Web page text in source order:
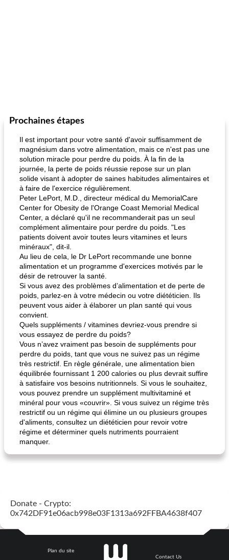
Prochaines étapes
Il est important pour votre santé d'avoir suffisamment de
magnésium dans votre alimentation, mais ce n'est pas une
solution miracle pour perdre du poids. À la fin de la
journée, la perte de poids réussie repose sur un plan
solide visant à adopter de saines habitudes alimentaires et
à faire de l'exercice régulièrement.
Peter LePort, M.D., directeur médical du MemorialCare
Center for Obesity de l'Orange Coast Memorial Medical
Center, a déclaré qu'il ne recommanderait pas un seul
complément alimentaire pour perdre du poids. "Les
patients doivent avoir toutes leurs vitamines et leurs
minéraux", dit-il.
Au lieu de cela, le Dr LePort recommande une bonne
alimentation et un programme d'exercices motivés par le
désir de retrouver la santé.
Si vous avez des problèmes d’alimentation et de perte de
poids, parlez-en à votre médecin ou votre diététicien. Ils
peuvent vous aider à élaborer un plan santé qui vous
convient.
Quels suppléments / vitamines devriez-vous prendre si
vous essayez de perdre du poids?
Vous n’avez vraiment pas besoin de suppléments pour
perdre du poids, tant que vous ne suivez pas un régime
très restrictif. En règle générale, une alimentation bien
équilibrée fournissant 1 200 calories ou plus devrait suffire
à satisfaire vos besoins nutritionnels. Si vous le souhaitez,
vous pouvez prendre un supplément multivitaminé et
minéral pour vous «couvrir». Si vous suivez un régime très
restrictif ou un régime qui élimine un ou plusieurs groupes
d'aliments, consultez un diététicien pour revoir votre
régime et déterminer quels nutriments pourraient
manquer.
Donate - Crypto:
0x742DF91e06acb998e03F1313a692FFBA4638f407
Plan du site
Contact Us